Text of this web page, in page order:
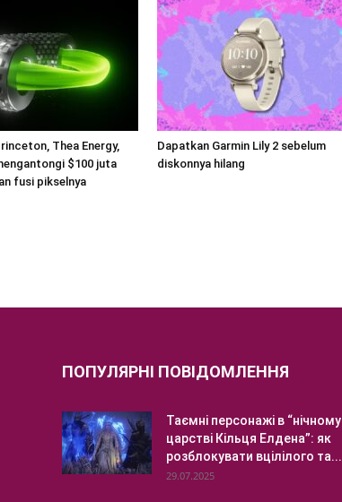
Thea Energy,
$100 juta
fusi pikselnya
Dapatkan Garmin Lily 2 sebelum
diskonnya hilang
ПОПУЛЯРНІ ПОВІДОМЛЕННЯ
Таємні персонажі в “нічному
царстві Кільця Елдена”: як
розблокувати вцілілого та...
29.07.2025